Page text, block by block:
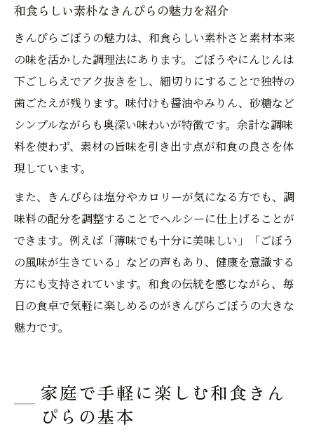
和食らしい素朴なきんぴらの魅力を紹介
きんぴらごぼうの魅力は、和食らしい素朴さと素材本来
の味を活かした調理法にあります。ごぼうやにんじんは
下ごしらえでアク抜きをし、細切りにすることで独特の
歯ごたえが残ります。味付けも醤油やみりん、砂糖など
シンプルながらも奥深い味わいが特徴です。余計な調味
料を使わず、素材の旨味を引き出す点が和食の良さを体
現しています。
また、きんぴらは塩分やカロリーが気になる方でも、調
味料の配分を調整することでヘルシーに仕上げることが
できます。例えば「薄味でも十分に美味しい」「ごぼう
の風味が生きている」などの声もあり、健康を意識する
方にも支持されています。和食の伝統を感じながら、毎
日の食卓で気軽に楽しめるのがきんぴらごぼうの大きな
魅力です。
家庭で手軽に楽しむ和食きん
ぴらの基本